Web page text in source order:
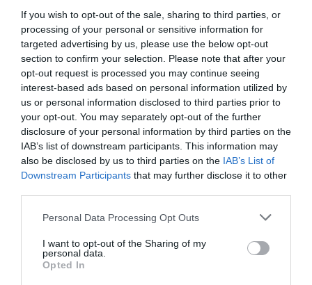
If you wish to opt-out of the sale, sharing to third parties, or
processing of your personal or sensitive information for
targeted advertising by us, please use the below opt-out
section to confirm your selection. Please note that after your
opt-out request is processed you may continue seeing
interest-based ads based on personal information utilized by
us or personal information disclosed to third parties prior to
your opt-out. You may separately opt-out of the further
disclosure of your personal information by third parties on the
IAB’s list of downstream participants. This information may
also be disclosed by us to third parties on the IAB’s List of
Downstream Participants that may further disclose it to other
Personal Data Processing Opt Outs
I want to opt-out of the Sharing of my
personal data.
Opted In
décoller du Bourget. Concorde y décollait lors de
ses présentations aux salons du Bourget
RÉPONDRE
Jba commenté :
17 juin 2024 - 21 h 49 min
Je l’ai vu décoller ce matin à Blagnac dans le ciel c’est
quelque chose
GVA1112a commenté :
18 juin 2024 - 7 h 19 min
Je me réjouis de voir comment seront utilisés les A300-